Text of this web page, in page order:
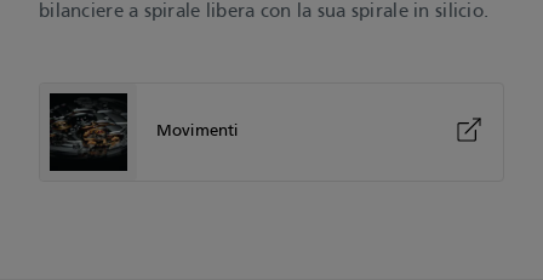
bilanciere a spirale libera con la sua spirale in silicio.
Movimenti